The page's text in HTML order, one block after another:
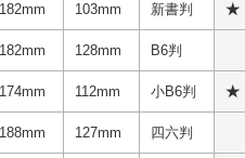
182mm 103mm 新書判 ★
182mm 128mm B6判
174mm 112mm 小B6判 ★
188mm 127mm 四六判